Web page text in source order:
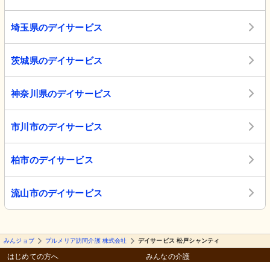
埼玉県のデイサービス
茨城県のデイサービス
神奈川県のデイサービス
市川市のデイサービス
柏市のデイサービス
流山市のデイサービス
みんジョブ プルメリア訪問介護 株式会社 デイサービス 松戸シャンティ
はじめての方へ みんなの介護